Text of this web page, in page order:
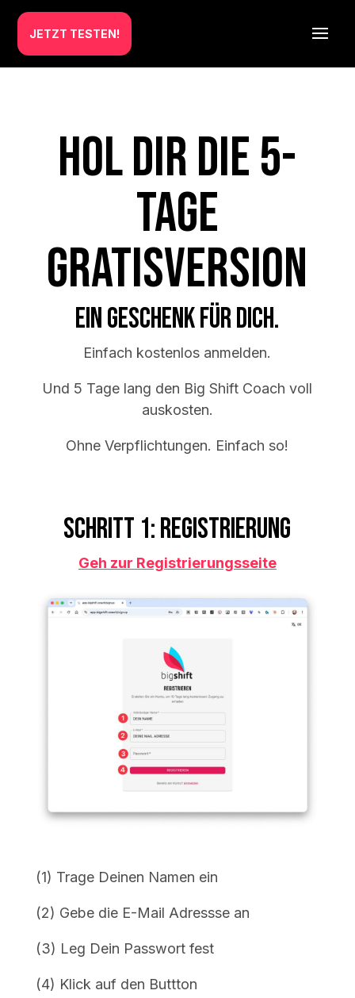
JETZT TESTEN!
Hol Dir die 5-
Tage
Gratisversion
Ein Geschenk Für Dich.
Einfach kostenlos anmelden.
Und 5 Tage lang den Big Shift Coach voll
auskosten.
Ohne Verpflichtungen. Einfach so!
Schritt 1: Registrierung
Geh zur Registrierungsseite
(1) Trage Deinen Namen ein
(2) Gebe die E-Mail Adressse an
(3) Leg Dein Passwort fest
(4) Klick auf den Buttton